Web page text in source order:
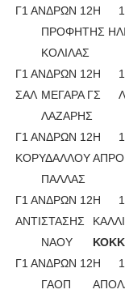
Γ1 ΑΝΔΡΩΝ 12Η
ΠΡΟΦΗΤΗΣ
ΚΟΛΙΛΑΣ
Γ1 ΑΝΔΡΩΝ 12Η
ΣΑΛ ΜΕΓΑΡΑ ΓΣ
ΛΑΖΑΡΗΣ
Γ1 ΑΝΔΡΩΝ 12Η
ΚΟΡΥΔΑΛΛΟΥ
ΠΑΛΛΑΣ
Γ1 ΑΝΔΡΩΝ 12Η
ΑΝΤΙΣΤΑΣΗΣ
ΝΑΟΥ
Γ1 ΑΝΔΡΩΝ 12Η
ΓΑΟΠ